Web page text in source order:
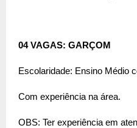
04 VAGAS: GARÇOM
Escolaridade: Ensino Médio
Com experiência na área.
OBS: Ter experiência em